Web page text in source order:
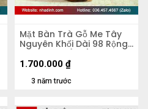
Mặt Bàn Trà Gỗ Me Tây
Nguyên Khối Dài 98 Rộng
58 Dày 5,3 (cm)
3 năm trước
1.700.000 ₫